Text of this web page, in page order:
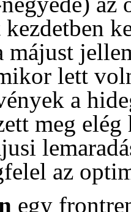
májust
lett
a
meg
az
egy